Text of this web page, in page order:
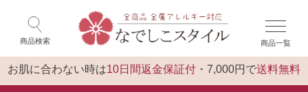
商品検索 商品一覧
お肌に合わない時は10日間返金保証付 ・7,000円で送料無料
閉じる
ゲスト 様 こんにちは